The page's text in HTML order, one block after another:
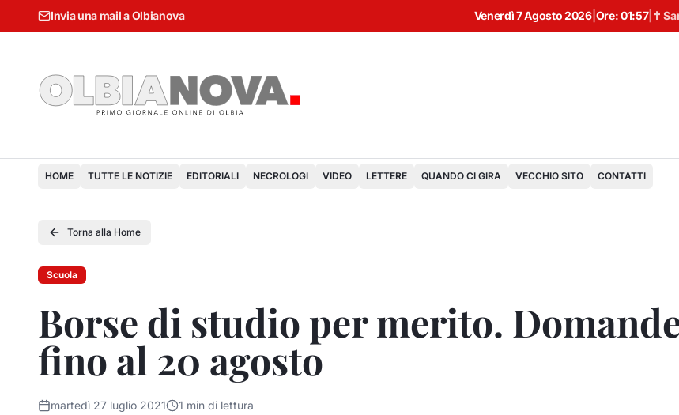
Invia una mail a Olbianova Venerdì 7 Agosto 2026| Ore:01:57| ✝
HOME TUTTE LE NOTIZIE EDITORIALI NECROLOGI VIDEO LETTERE QUANDO CI GIRA VECCHIO SITO CONTATTI
Torna alla Home
Scuola
Borse di studio per merito.
fino al 20 agosto
martedì 27 luglio 2021 1 min di lettura